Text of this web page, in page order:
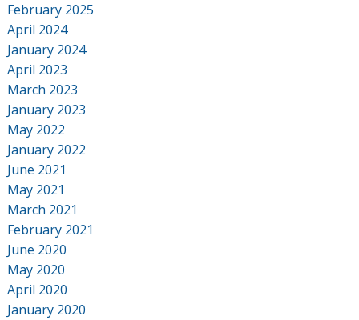
February 2025
April 2024
January 2024
April 2023
March 2023
January 2023
May 2022
January 2022
June 2021
May 2021
March 2021
February 2021
June 2020
May 2020
April 2020
January 2020